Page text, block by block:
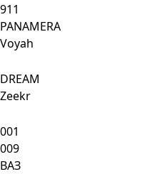
911
PANAMERA
Voyah
DREAM
Zeekr
001
009
ВАЗ